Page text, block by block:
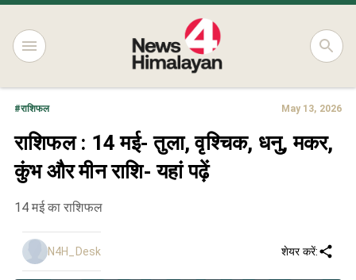
#राशिफल May 13, 2026
राशिफल : 14 मई- तुला, वृश्चिक, धनु, मकर,
कुंभ और मीन राशि- यहां पढ़ें
14 मई का राशिफल
N4H_Desk शेयर करें: